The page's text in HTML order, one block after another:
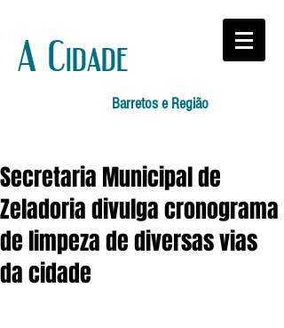
A Cidade
Barretos e Região
Secretaria Municipal de
Zeladoria divulga cronograma
de limpeza de diversas vias
da cidade